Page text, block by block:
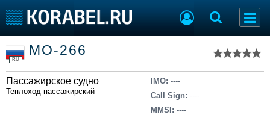
Тип судна
Добавить судно
Добавить проект
Последние 100
Торговая площадка
RU
МО-266
Пассажирское судно
Теплоход пассажирский
IMO: ----
Call Sign: ----
MMSI: ----